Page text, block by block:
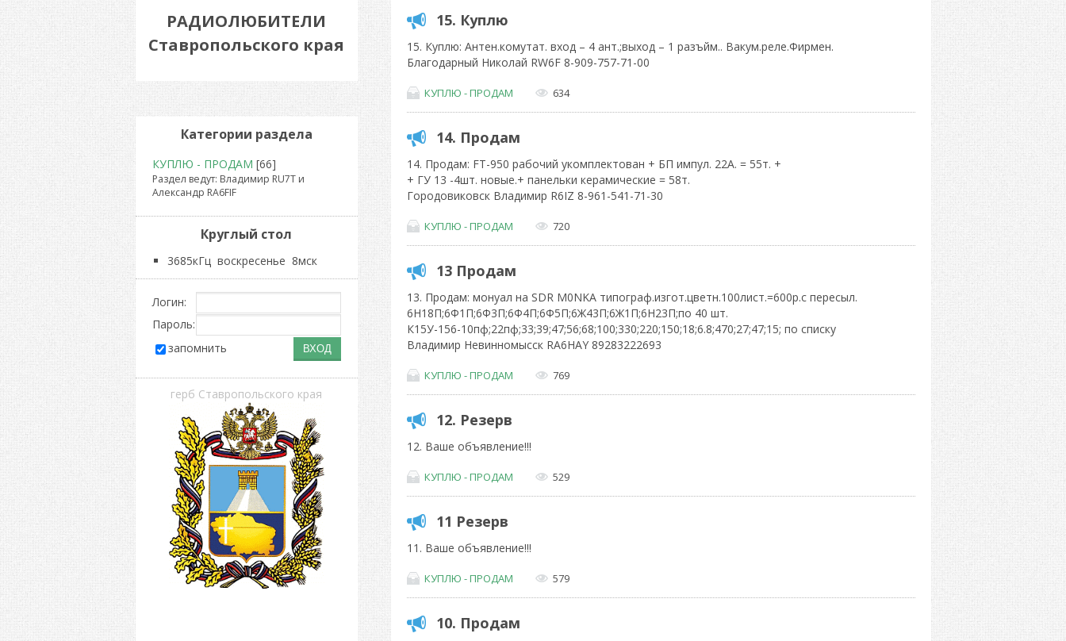
РАДИОЛЮБИТЕЛИ
Ставропольского края
15. Куплю
15. Куплю: Антен.комутат. вход – 4 ант.;выход – 1 разъйм.. Вакум.реле.Фирмен.
Благодарный Николай RW6F 8-909-757-71-00
КУПЛЮ - ПРОДАМ 634
14. Продам
14. Продам: FT-950 рабочий укомплектован + БП импул. 22А. = 55т. +
+ ГУ 13 -4шт. новые.+ панельки керамические = 58т.
Городовиковск Владимир R6IZ 8-961-541-71-30
КУПЛЮ - ПРОДАМ 720
13 Продам
13. Продам: монуал на SDR M0NKA типограф.изгот.цветн.100лист.=600р.с пересыл.
6Н18П;6Ф1П;6Ф3П;6Ф4П;6Ф5П;6Ж43П;6Ж1П;6Н23П;по 40 шт.
К15У-156-10пф;22пф;33;39;47;56;68;100;330;220;150;18;6.8;470;27;47;15; по списку
Владимир Невинномысск RA6HAY 89283222693
КУПЛЮ - ПРОДАМ 769
12. Резерв
12. Ваше объявление!!!
КУПЛЮ - ПРОДАМ 529
11 Резерв
11. Ваше объявление!!!
КУПЛЮ - ПРОДАМ 579
10. Продам
Категории раздела
КУПЛЮ - ПРОДАМ [66]
Раздел ведут: Владимир RU7T и
Александр RA6FIF
Круглый стол
3685кГц воскресенье 8мск
Логин:
Пароль:
запомнить
герб Ставропольского края